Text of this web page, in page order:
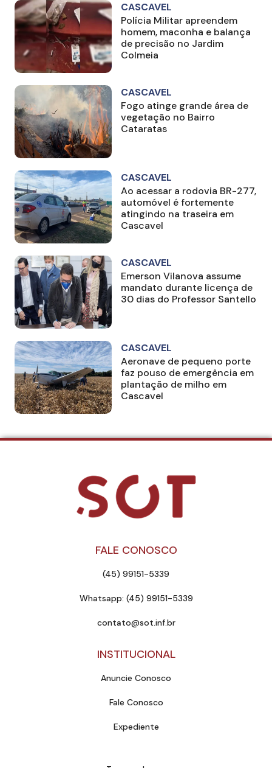
CASCAVEL
Polícia Militar apreendem
homem, maconha e balança
de precisão no Jardim
Colmeia
CASCAVEL
Fogo atinge grande área de
vegetação no Bairro
Cataratas
CASCAVEL
Ao acessar a rodovia BR-277,
automóvel é fortemente
atingindo na traseira em
Cascavel
CASCAVEL
Emerson Vilanova assume
mandato durante licença de
30 dias do Professor Santello
CASCAVEL
Aeronave de pequeno porte
faz pouso de emergência em
plantação de milho em
Cascavel
FALE CONOSCO
(45) 99151-5339
Whatsapp: (45) 99151-5339
contato@sot.inf.br
INSTITUCIONAL
Anuncie Conosco
Fale Conosco
Expediente